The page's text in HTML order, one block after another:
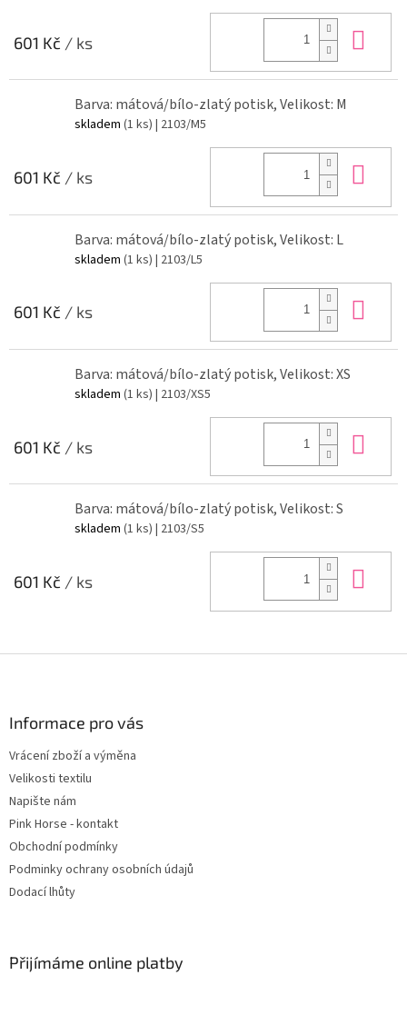
601 Kč / ks
Barva: mátová/bílo-zlatý potisk, Velikost: M
skladem (1 ks) | 2103/M5
601 Kč / ks
Barva: mátová/bílo-zlatý potisk, Velikost: L
skladem (1 ks) | 2103/L5
601 Kč / ks
Barva: mátová/bílo-zlatý potisk, Velikost: XS
skladem (1 ks) | 2103/XS5
601 Kč / ks
Barva: mátová/bílo-zlatý potisk, Velikost: S
skladem (1 ks) | 2103/S5
601 Kč / ks
Informace pro vás
Vrácení zboží a výměna
Velikosti textilu
Napište nám
Pink Horse - kontakt
Obchodní podmínky
Podminky ochrany osobních údajů
Dodací lhůty
Přijímáme online platby